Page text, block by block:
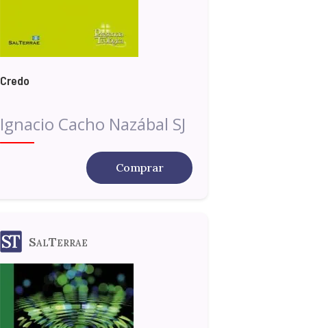
Credo
Ignacio Cacho Nazábal SJ
Comprar
SalTerrae